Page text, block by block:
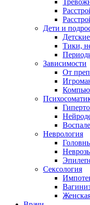
Дети и
Тики,
Зависимости
От
Неврология
Сексология